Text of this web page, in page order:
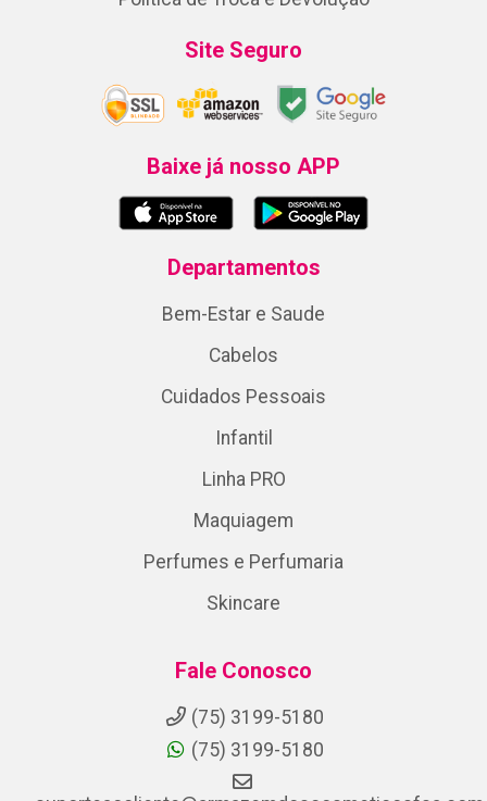
Site Seguro
Baixe já nosso APP
Departamentos
Bem-Estar e Saude
Cabelos
Cuidados Pessoais
Infantil
Linha PRO
Maquiagem
Perfumes e Perfumaria
Skincare
Fale Conosco
(75) 3199-5180
(75) 3199-5180